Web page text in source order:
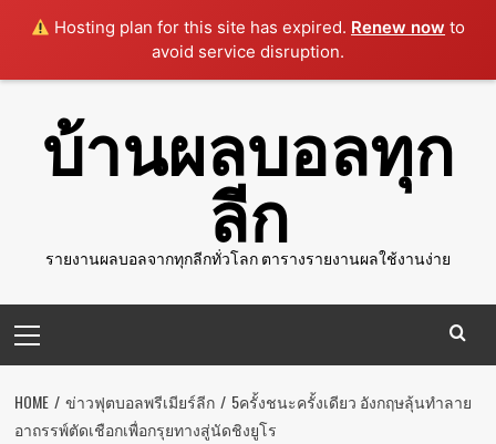
Hosting plan for this site has expired. Renew now to
avoid service disruption.
contentบ้านผลบอลทุก
ลีก
รายงานผลบอลจากทุกลีกทั่วโลก ตารางรายงานผลใช้งานง่าย
Menu
HOME ข่าวฟุตบอลพรีเมียร์ลีก
5ครั้งชนะครั้งเดียว อังกฤษลุ้นทำลาย
อาถรรพ์ตัดเชือกเพื่อกรุยทางสู่นัดชิงยูโร